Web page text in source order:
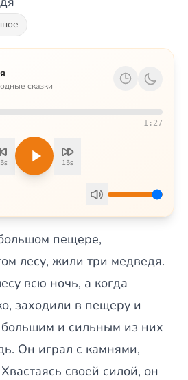
сказки
1:27
15s
пещере,
лесу, жили три медведя.
всю ночь, а когда
заходили в пещеру и
и сильным из них
Он играл с камнями,
своей силой, он